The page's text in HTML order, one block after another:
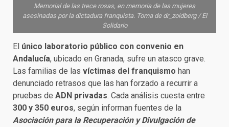
Memorial de las trece rosas, en memoria de las mujeres
asesinadas por la dictadura franquista. Toma de dr_zoidberg / El
Solidario
El único laboratorio público con convenio en
Andalucía, ubicado en Granada, sufre un atasco grave.
Las familias de las víctimas del franquismo han
denunciado retrasos que las han forzado a recurrir a
pruebas de ADN privadas. Cada análisis cuesta entre
300 y 350 euros, según informan fuentes de la
Asociación para la Recuperación y Divulgación de